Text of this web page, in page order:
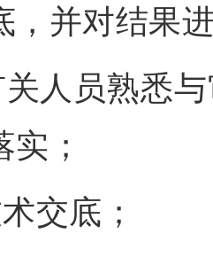
，并对结果
关人员熟悉
；
交底；